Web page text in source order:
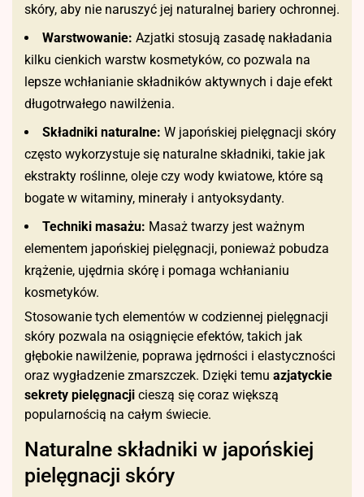
skóry, aby nie naruszyć jej naturalnej bariery ochronnej.
Warstwowanie: Azjatki stosują zasadę nakładania
kilku cienkich warstw kosmetyków, co pozwala na
lepsze wchłanianie składników aktywnych i daje efekt
długotrwałego nawilżenia.
Składniki naturalne: W japońskiej pielęgnacji skóry
często wykorzystuje się naturalne składniki, takie jak
ekstrakty roślinne, oleje czy wody kwiatowe, które są
bogate w witaminy, minerały i antyoksydanty.
Techniki masażu: Masaż twarzy jest ważnym
elementem japońskiej pielęgnacji, ponieważ pobudza
krążenie, ujędrnia skórę i pomaga wchłanianiu
kosmetyków.
Stosowanie tych elementów w codziennej pielęgnacji
skóry pozwala na osiągnięcie efektów, takich jak
głębokie nawilżenie, poprawa jędrności i elastyczności
oraz wygładzenie zmarszczek. Dzięki temu azjatyckie
sekrety pielęgnacji cieszą się coraz większą
popularnością na całym świecie.
Naturalne składniki w japońskiej
pielęgnacji skóry